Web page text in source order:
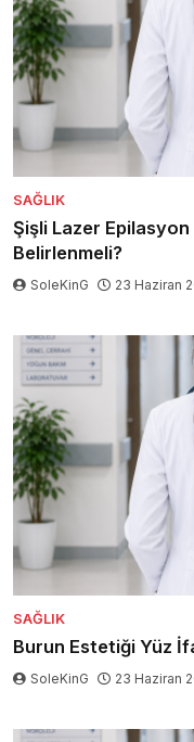
SAĞLIK
Şişli Lazer Epilasyon
Belirlenmeli?
SoleKinG 23 Haziran
SAĞLIK
Burun Estetiği Yüz
SoleKinG 23 Haziran